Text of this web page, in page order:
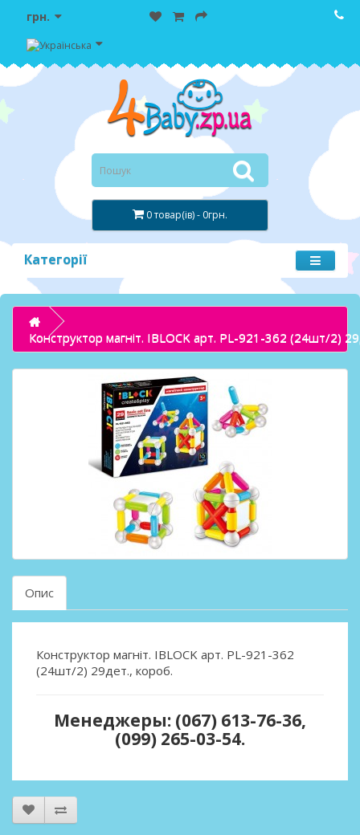
грн.
0 товар(ів) - 0грн.
Категорії
Конструктор магніт. IBLOCK арт. PL-921-362 (24шт/2)
Опис
Конструктор магніт. IBLOCK арт. PL-921-362
(24шт/2) 29дет., короб.
Менеджеры: (067) 613-76-36,
(099) 265-03-54.